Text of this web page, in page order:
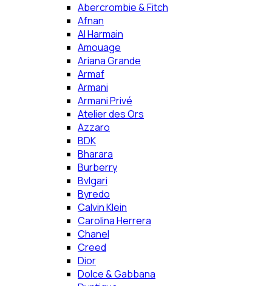
Abercrombie & Fitch
Afnan
Al Harmain
Amouage
Ariana Grande
Armaf
Armani
Armani Privé
Atelier des Ors
Azzaro
BDK
Bharara
Burberry
Bvlgari
Byredo
Calvin Klein
Carolina Herrera
Chanel
Creed
Dior
Dolce & Gabbana